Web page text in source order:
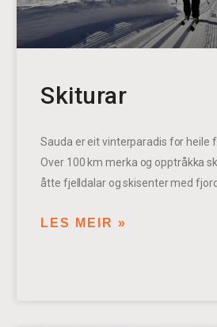
Skiturar
Sauda er eit vinterparadis for heile
Over 100 km merka og opptråkka
åtte fjelldalar og skisenter med
LES MEIR »